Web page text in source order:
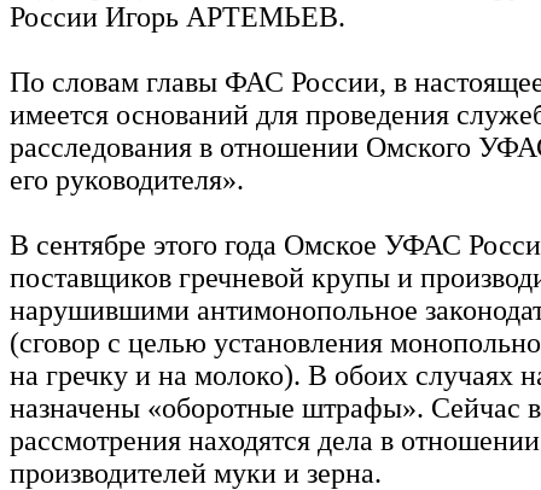
России Игорь АРТЕМЬЕВ.
По словам главы ФАС России, в
имеется оснований для проведения
расследования в отношении Омского
его руководителя».
В сентябре этого года Омское УФАС
поставщиков гречневой крупы и
нарушившими антимонопольное
(сговор с целью установления
на гречку и на молоко). В обоих случаях
назначены «оборотные штрафы». Сейчас
рассмотрения находятся дела в
производителей муки и зерна.